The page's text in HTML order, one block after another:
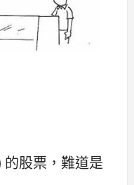
股票，難道是